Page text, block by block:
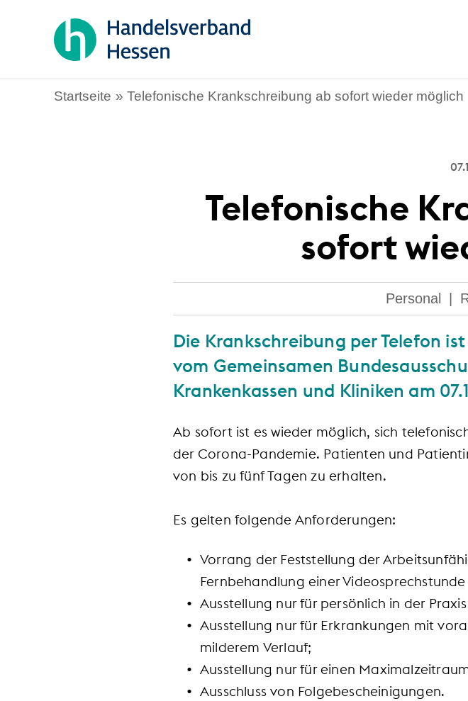
Startseite Telefonische Krankschreibung ab sofort wieder möglich
Telefonische
sofort
Personal
Die Krankschreibung per Telefon
vom Gemeinsamen
Krankenkassen und Kliniken am
Ab sofort ist es wieder möglich, sich
der Corona-Pandemie. Patienten und
von bis zu fünf Tagen zu erhalten.
Es gelten folgende Anforderungen:
Vorrang der Feststellung der
Fernbehandlung einer
Ausstellung nur für persönlich in der
Ausstellung nur für Erkrankungen mit
milderem Verlauf;
Ausstellung nur für einen
Ausschluss von Folgebescheinigungen.